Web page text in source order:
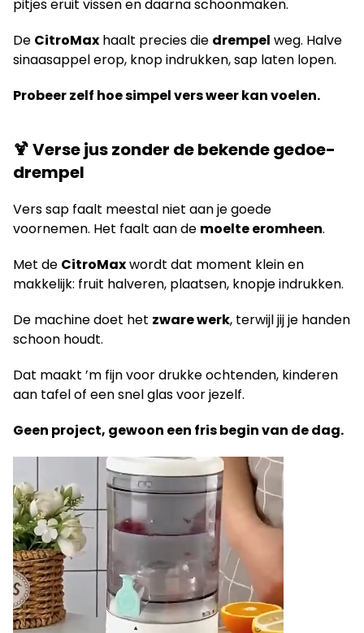
pitjes eruit vissen en daarna schoonmaken.
De CitroMax haalt precies die drempel weg. Halve
sinaasappel erop, knop indrukken, sap laten lopen.
Probeer zelf hoe simpel vers weer kan voelen.
🍹 Verse jus zonder de bekende gedoe-
drempel
Vers sap faalt meestal niet aan je goede
voornemen. Het faalt aan de moelte eromheen.
Met de CitroMaxwordt dat moment klein en
makkelijk: fruit halveren, plaatsen, knopje indrukken.
De machine doet het zware werk, terwijl jij je handen
schoon houdt.
Dat maakt ’m fijn voor drukke ochtenden, kinderen
aan tafel of een snel glas voor jezelf.
Geen project, gewoon een fris begin van de dag.